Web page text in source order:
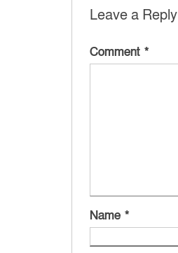
Leave a Reply
Comment *
Name *